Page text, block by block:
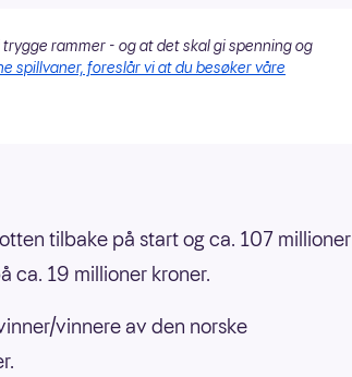
rammer - og at det skal gi spenning og
spillvaner, foreslår vi at du besøker våre
tilbake på start og ca. 107 millioner
ca. 19 millioner kroner.
vinnere av den norske